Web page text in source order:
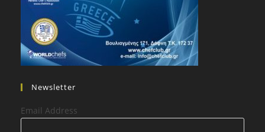
Newsletter
Email Address